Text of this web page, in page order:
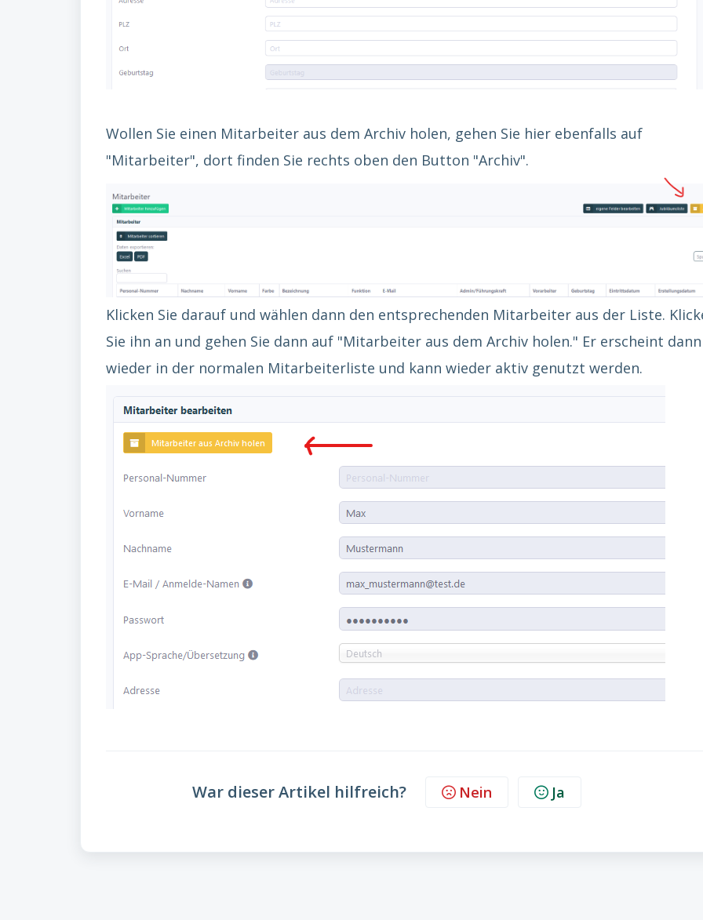
Wollen Sie einen Mitarbeiter aus dem Archiv holen, gehen Sie hier ebenfalls auf
"Mitarbeiter", dort finden Sie rechts oben den Button "Archiv".
Klicken Sie darauf und wählen dann den entsprechenden Mitarbeiter aus der Liste.
Sie ihn an und gehen Sie dann auf "Mitarbeiter aus dem Archiv holen." Er erscheint dann
wieder in der normalen Mitarbeiterliste und kann wieder aktiv genutzt werden.
War dieser Artikel hilfreich? Nein Ja